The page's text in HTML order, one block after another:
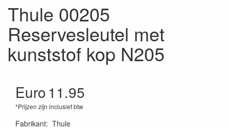
Thule 00205
Reservesleutel met
kunststof kop N205
Euro11.95
*Prijzen zijn inclusief btw
Fabrikant: Thule